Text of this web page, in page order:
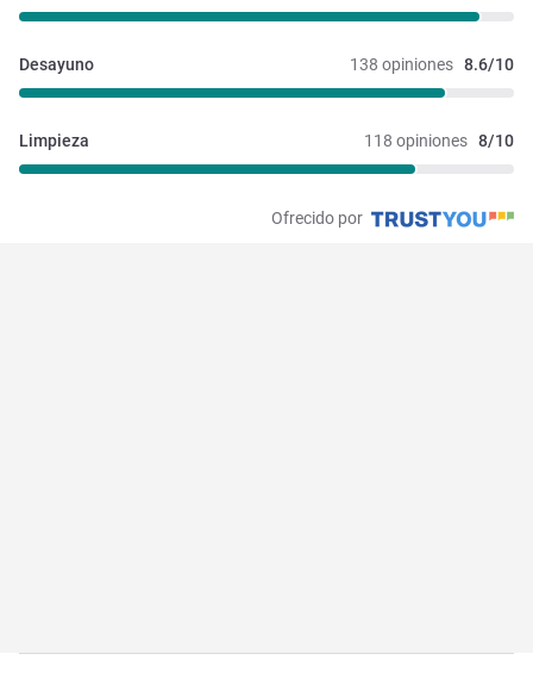
138 opiniones 8.6/10
Desayuno
118 opiniones 8/10
Limpieza
Ofrecido por